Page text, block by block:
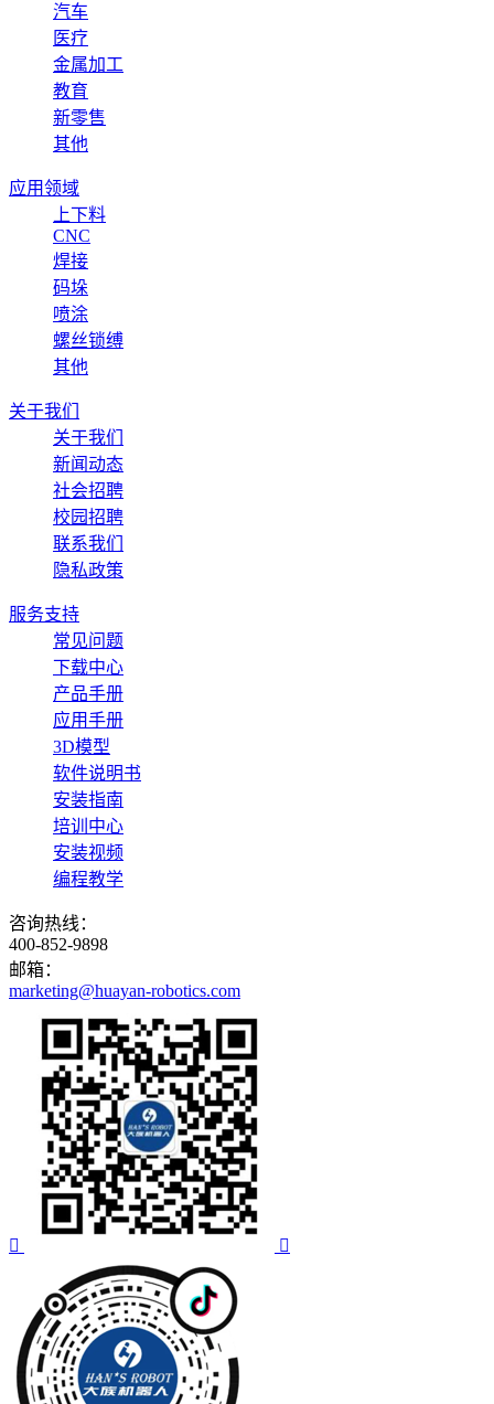
汽车
医疗
金属加工
教育
新零售
其他
应用领域
上下料
CNC
焊接
码垛
喷涂
螺丝锁缚
其他
关于我们
关于我们
新闻动态
社会招聘
校园招聘
联系我们
隐私政策
服务支持
常见问题
下载中心
产品手册
应用手册
3D模型
软件说明书
安装指南
培训中心
安装视频
编程教学
咨询热线：
400-852-9898
邮箱：
marketing@huayan-robotics.com